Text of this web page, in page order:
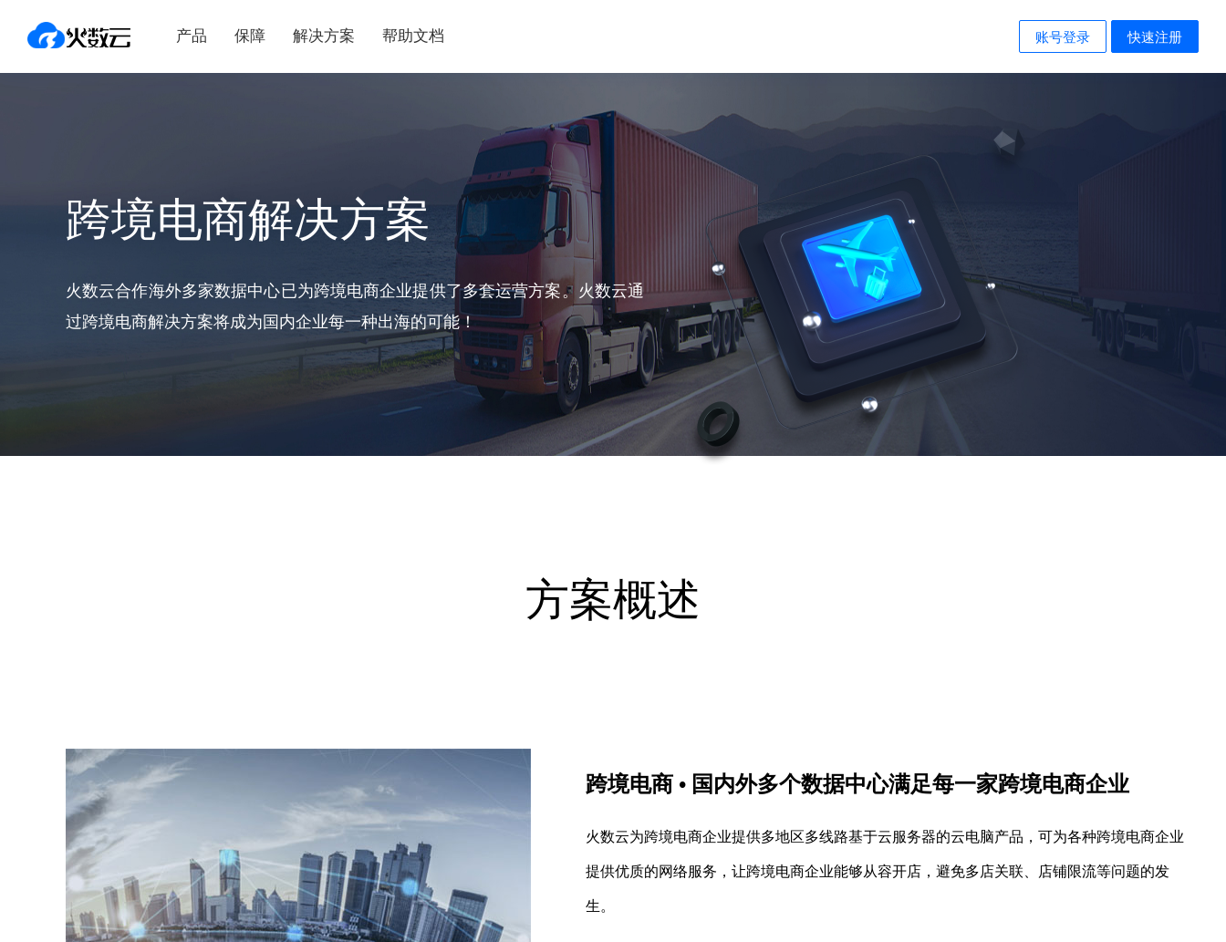
产品 保障 解决方案 帮助文档 账号登录 快速注册
跨境电商解决方案
火数云合作海外多家数据中心已为跨境电商企业提供了多套运营方案。火数云通
过跨境电商解决方案将成为国内企业每一种出海的可能！
方案概述
跨境电商 • 国内外多个数据中心满足每一家跨境电商企业
火数云为跨境电商企业提供多地区多线路基于云服务器的云电脑产品，可为各种跨境电商企业
提供优质的网络服务，让跨境电商企业能够从容开店，避免多店关联、店铺限流等问题的发
生。